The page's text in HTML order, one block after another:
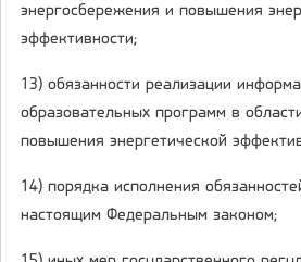
энергосбережения и повышения
эффективности;
13) обязанности реализации
образовательных программ в
повышения энергетической
14) порядка исполнения
настоящим Федеральным законом;